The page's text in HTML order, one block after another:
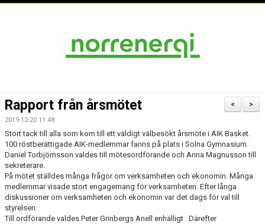
DOKUMENT
VÅRA LAG/TRÄNARE
AVGIFTER
BLI MEDLEM
FRITIDSKORTET
>
<
Rapport från årsmötet
2019-12-20 11:48
Stort tack till alla som kom till ett väldigt välbesökt årsmöte i AIK Basket.
100 röstberättigade AIK-medlemmar fanns på plats i Solna Gymnasium.
Daniel Torbjörnsson valdes till mötesordförande och Anna Magnusson till
sekreterare.
På mötet ställdes många frågor om verksamheten och ekonomin. Många
medlemmar visade stort engagemang för verksamheten. Efter långa
diskussioner om verksamheten och ekonomin var det dags för val till
styrelsen.
Till ordförande valdes Peter Grinbergs Anell enhälligt . Därefter